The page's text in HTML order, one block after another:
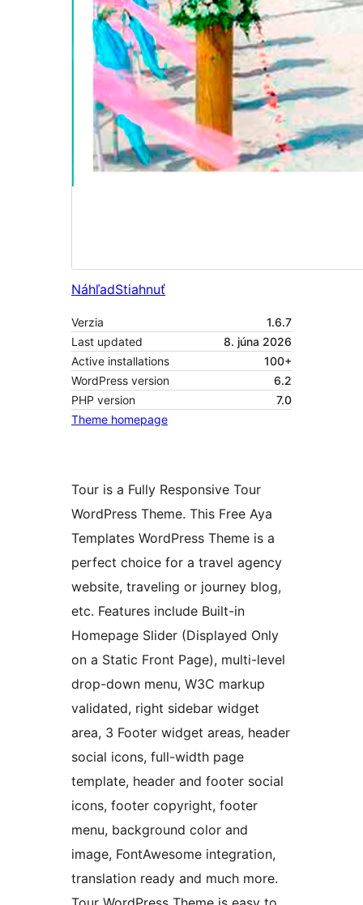
NáhľadStiahnuť
Verzia
1.6.7
Last updated
8. júna 2026
Active installations
100+
WordPress version
6.2
PHP version
7.0
Theme homepage
Tour is a Fully Responsive Tour
WordPress Theme. This Free Aya
Templates WordPress Theme is a
perfect choice for a travel agency
website, traveling or journey blog,
etc. Features include Built-in
Homepage Slider (Displayed Only
on a Static Front Page), multi-level
drop-down menu, W3C markup
validated, right sidebar widget
area, 3 Footer widget areas, header
social icons, full-width page
template, header and footer social
icons, footer copyright, footer
menu, background color and
image, FontAwesome integration,
translation ready and much more.